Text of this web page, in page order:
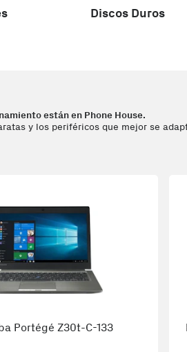
Discos Duros
están en Phone House.
y los periféricos que mejor se
Portégé Z30t-C-133